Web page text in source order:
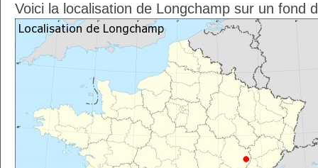
Voici la localisation de Longchamp sur un fond